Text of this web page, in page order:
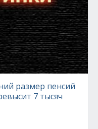
размер пенсий
7 тысяч